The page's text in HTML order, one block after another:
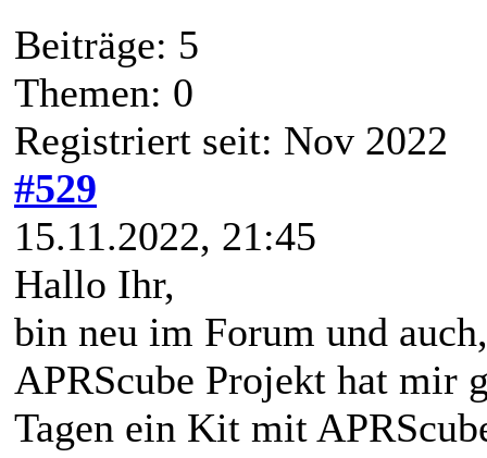
Beiträge: 5
Themen: 0
Registriert seit: Nov 2022
#529
15.11.2022, 21:45
Hallo Ihr,
bin neu im Forum und
APRScube Projekt hat mir
Tagen ein Kit mit